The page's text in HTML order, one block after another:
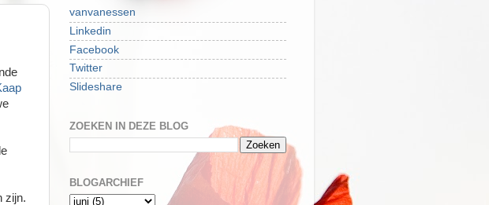
zijn.
vanvanessen
Linkedin
Facebook
Twitter
Slideshare
ZOEKEN IN DEZE BLOG
BLOGARCHIEF